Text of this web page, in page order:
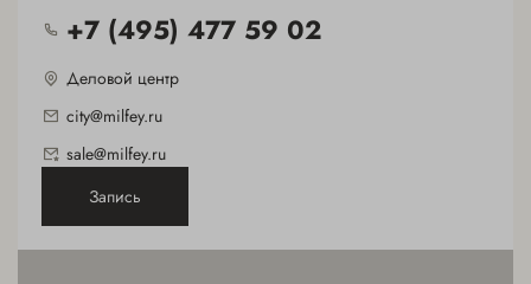
+7 (495) 477 59 02
Деловой центр
city@milfey.ru
sale@milfey.ru
Запись